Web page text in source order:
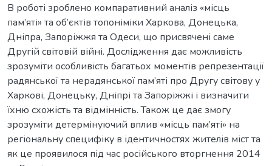
В роботі зроблено компаративний аналіз «місць
пам’яті» та об’єктів топоніміки Харкова, Донецька,
Дніпра, Запоріжжя та Одеси, що присвячені саме
Другій світовій війні. Дослідження дає можливість
зрозуміти особливість багатьох моментів репрезентації
радянської та нерадянської пам’яті про Другу світову у
Харкові, Донецьку, Дніпрі та Запоріжжі і визначити
їхню схожість та відмінність. Також це дає змогу
зрозуміти детермінуючий вплив «місць пам’яті» на
регіональну специфіку в ідентичностях жителів міст та
як це проявилося під час російського вторгнення 2014